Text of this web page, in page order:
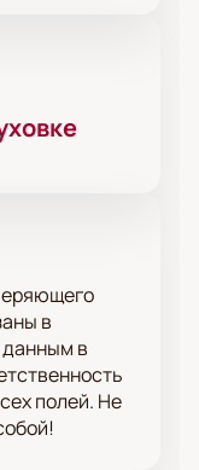
в
в
полей. Не